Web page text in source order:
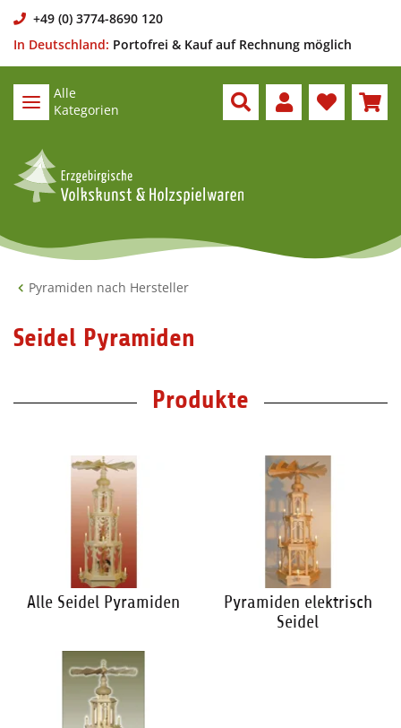
+49 (0) 3774-8690 120
In Deutschland: Portofrei & Kauf auf Rechnung möglich
Alle
Kategorien
Pyramiden nach Hersteller
Seidel Pyramiden
Produkte
Alle Seidel Pyramiden
Pyramiden elektrisch
Seidel